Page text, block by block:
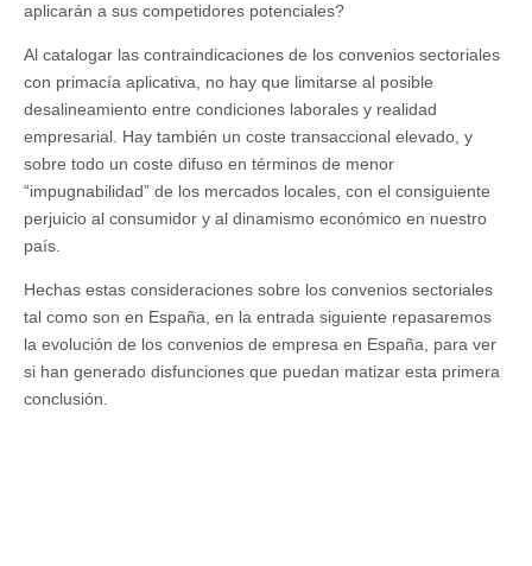
aplicarán a sus competidores potenciales?
Al catalogar las contraindicaciones de los convenios sectoriales
con primacía aplicativa, no hay que limitarse al posible
desalineamiento entre condiciones laborales y realidad
empresarial. Hay también un coste transaccional elevado, y
sobre todo un coste difuso en términos de menor
“impugnabilidad” de los mercados locales, con el consiguiente
perjuicio al consumidor y al dinamismo económico en nuestro
país.
Hechas estas consideraciones sobre los convenios sectoriales
tal como son en España, en la entrada siguiente repasaremos
la evolución de los convenios de empresa en España, para ver
si han generado disfunciones que puedan matizar esta primera
conclusión.